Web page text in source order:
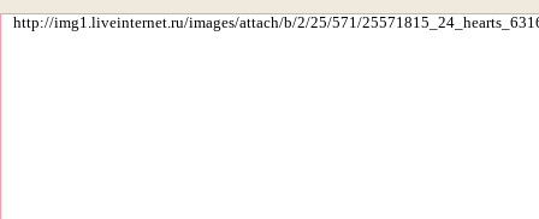
http://img1.liveinternet.ru/images/attach/b/2/25/571/